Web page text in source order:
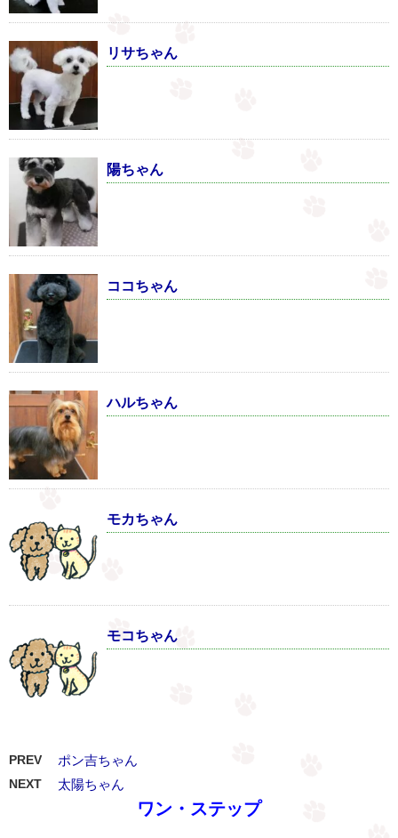
リサちゃん
陽ちゃん
ココちゃん
ハルちゃん
モカちゃん
モコちゃん
PREV ポン吉ちゃん
NEXT 太陽ちゃん
ワン・ステップ